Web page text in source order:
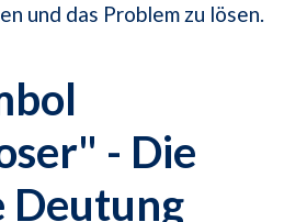
und das Problem zu lösen.
- Die